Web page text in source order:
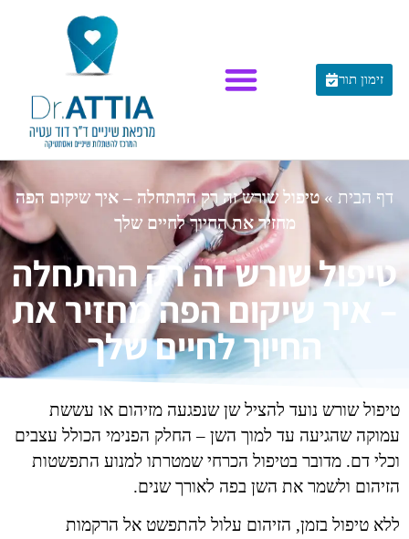
זימון תור
דף הבית »טיפול שורש זה רק ההתחלה – איך שיקום הפה
מחזיר את החיוך לחיים שלך
טיפול שורש זה רק ההתחלה
– איך שיקום הפה מחזיר את
החיוך לחיים שלך
טיפול שורש נועד להציל שן שנפגעה מזיהום או עששת
עמוקה שהגיעה עד למוך השן – החלק הפנימי הכולל עצבים
וכלי דם. מדובר בטיפול הכרחי שמטרתו למנוע התפשטות
הזיהום ולשמר את השן בפה לאורך שנים.
ללא טיפול בזמן, הזיהום עלול להתפשט אל הרקמות